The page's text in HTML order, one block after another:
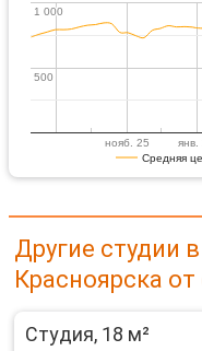
Средняя
нояб. 25 янв.
500
500
1 000
1 000
Другие студии
Красноярска
Студия, 18 м²